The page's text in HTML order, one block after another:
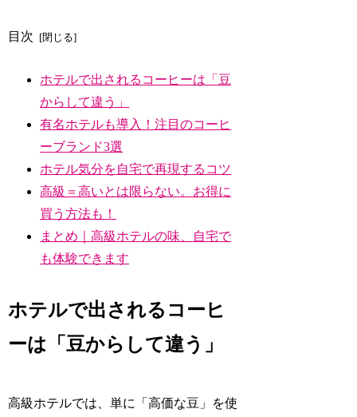
目次
ホテルで出されるコーヒーは「豆
からして違う」
有名ホテルも導入！注目のコーヒ
ーブランド3選
ホテル気分を自宅で再現するコツ
高級＝高いとは限らない。お得に
買う方法も！
まとめ｜高級ホテルの味、自宅で
も体験できます
ホテルで出されるコーヒ
ーは「豆からして違う」
高級ホテルでは、単に「高価な豆」を使